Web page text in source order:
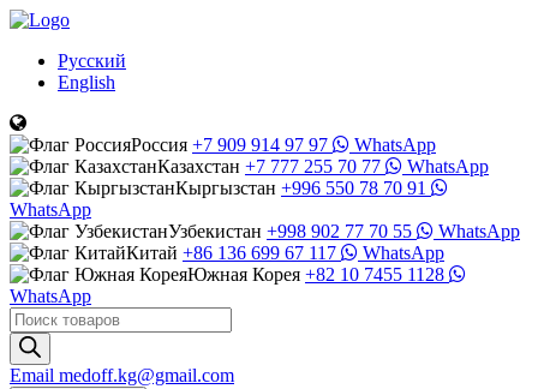
Русский
English
Россия +7 909 914 97 97
WhatsApp
Казахстан +7 777 255 70 77
WhatsApp
Кыргызстан +996 550 78 70 91
WhatsApp
Узбекистан +998 902 77 70 55
WhatsApp
Китай +86 136 699 67 117
WhatsApp
Южная Корея +82 10 7455 1128
WhatsApp
Поиск
товаров
Email medoff.kg@gmail.com